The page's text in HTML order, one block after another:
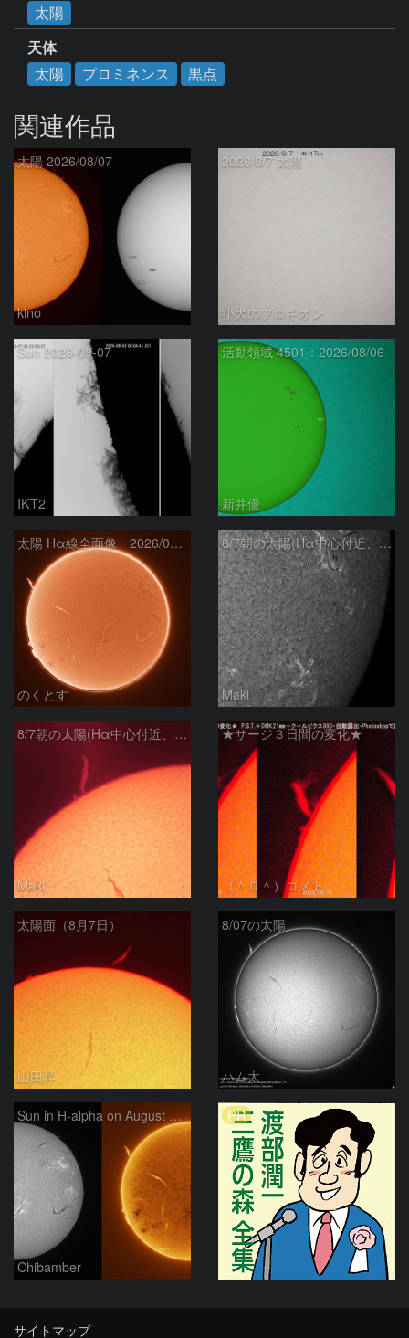
太陽
天体
太陽
プロミネンス 黒点
関連作品
太陽 2026/08/07
kino
2026/8/7 太陽
小犬のプロキオン
Sun 2026-08-07
IKT2
活動領域 4501：2026/08/06
新井優
太陽 Hα線全面像 2026/08/07
のくとす
8/7朝の太陽(Hα中心付近、4498、4502付近)
Maki
8/7朝の太陽(Hα中心付近、プロミネンス)
Maki
★サージ３日間の変化★
（＾０＾）コメト
太陽面（8月7日）
山田昇
8/07の太陽
ハム太
Sun in H-alpha on August 7, 2026
Chibamber
PR
サイトマップ